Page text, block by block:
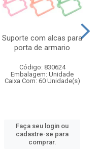
Suporte com alcas para
porta de armario
Código: 830624
Embalagem: Unidade
Caixa Com: 60 Unidade(s)
Faça seu login ou
cadastre-se para
comprar.